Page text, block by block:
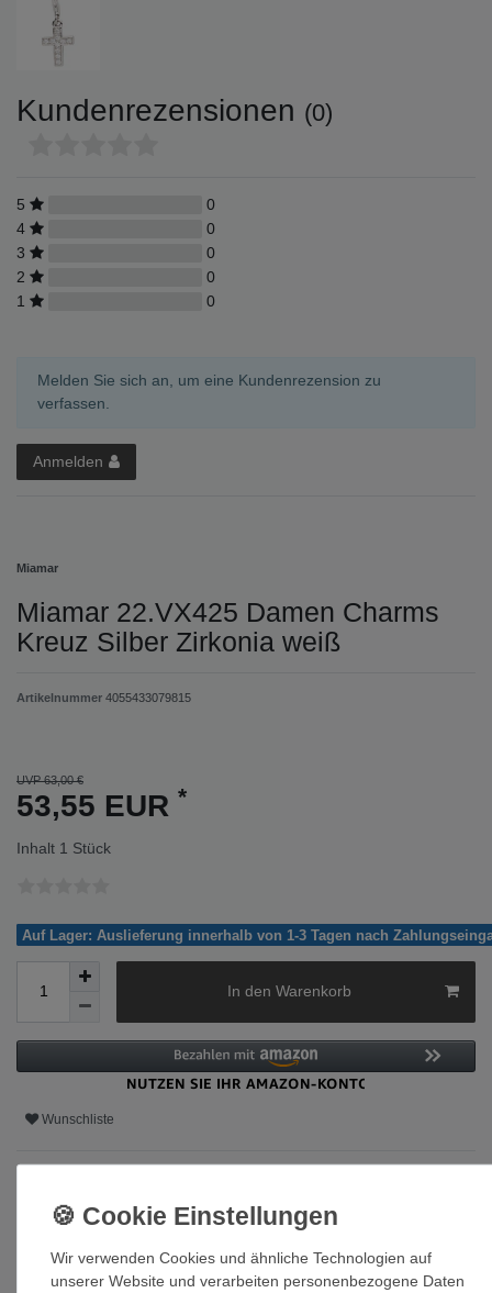
Kundenrezensionen (0)
5
0
4
0
3
0
2
0
1
0
Melden Sie sich an, um eine Kundenrezension zu
verfassen.
Anmelden
Miamar
Miamar 22.VX425 Damen Charms
Kreuz Silber Zirkonia weiß
Artikelnummer 4055433079815
UVP 63,00 €
53,55 EUR *
Inhalt 1 Stück
Auf Lager: Auslieferung innerhalb von 1-3 Tagen nach
In den Warenkorb
Wunschliste
Wir verwenden Cookies und ähnliche Technologien auf
unserer Website und verarbeiten personenbezogene Daten